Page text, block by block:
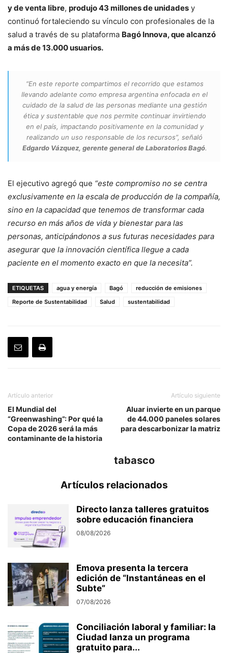
y de venta libre, produjo 43 millones de unidades y
continuó fortaleciendo su vínculo con profesionales de la
salud a través de su plataforma Bagó Innova, que alcanzó
a más de 13.000 usuarios.
“En este reporte compartimos el recorrido que estamos
llevando adelante como empresa argentina enfocada en el
cuidado de la salud de las personas mediante una gestión
ética y sustentable que nos permite continuar invirtiendo
en el país, impactando positivamente en la comunidad y
realizando un uso responsable de los recursos”, señaló
Edgardo Vázquez, gerente general de Laboratorios Bagó.
El ejecutivo agregó que “este compromiso no se centra
exclusivamente en la escala de producción de la compañía,
sino en la capacidad que tenemos de transformar cada
recurso en más años de vida y bienestar para las
personas, anticipándonos a sus futuras necesidades para
asegurar que la innovación científica llegue a cada
paciente en el momento exacto en que la necesita”.
ETIQUETAS agua y energía Bagó
reducción de emisiones
Reporte de Sustentabilidad
Salud sustentabilidad
Artículo anterior
El Mundial del
“Greenwashing”: Por qué la
Copa de 2026 será la más
contaminante de la historia
Artículo siguiente
Aluar invierte en un parque
de 44.000 paneles solares
para descarbonizar la matriz
tabasco
Artículos relacionados
Directo lanza talleres gratuitos
sobre educación financiera
08/08/2026
Emova presenta la tercera
edición de “Instantáneas en el
Subte”
07/08/2026
Conciliación laboral y familiar: la
Ciudad lanza un programa
gratuito para...